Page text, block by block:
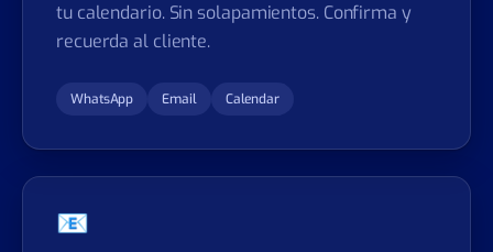
tu calendario. Sin solapamientos. Confirma y
recuerda al cliente.
WhatsApp Email Calendar
📧